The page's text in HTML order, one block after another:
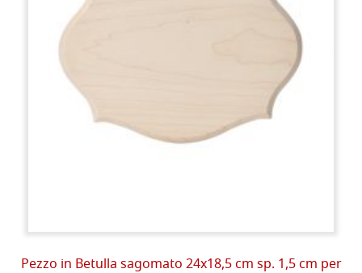
Pezzo in Betulla sagomato 24x18,5 cm sp. 1,5 cm per